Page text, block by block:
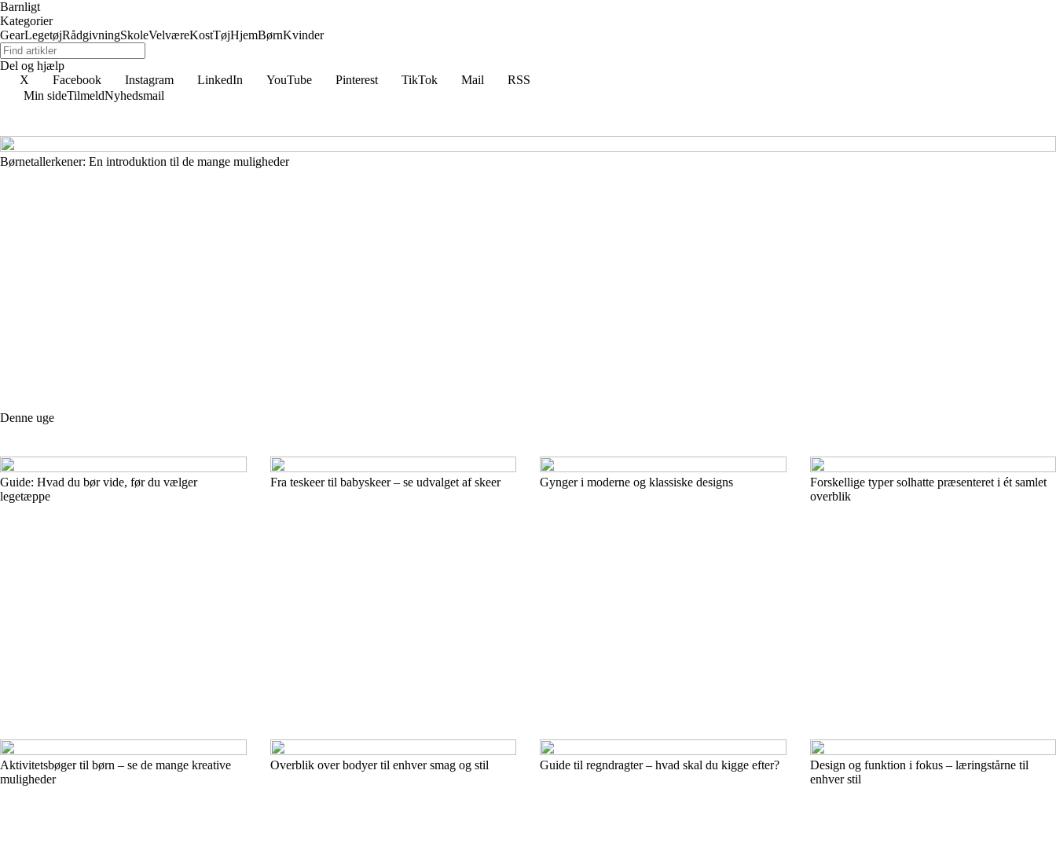
Barnligt
Kategorier
GearLegetøjRådgivningSkoleVelværeKostTøjHjemBørnKvinder
Del og hjælp
X
Facebook Instagram LinkedIn YouTube Pinterest TikTok Mail
RSS
Min sideTilmeldNyhedsmail
Børnetallerkener: En introduktion til de mange muligheder
Denne uge
Guide: Hvad du bør vide, før du vælger
legetæppe
Fra teskeer til babyskeer – se udvalget af skeer Gynger i moderne og klassiske designs
Forskellige typer solhatte præsenteret i ét samlet
overblik
Aktivitetsbøger til børn – se de mange kreative
muligheder
Overblik over bodyer til enhver smag og stil Guide til regndragter – hvad skal du kigge efter?
Design og funktion i fokus – læringstårne til
enhver stil